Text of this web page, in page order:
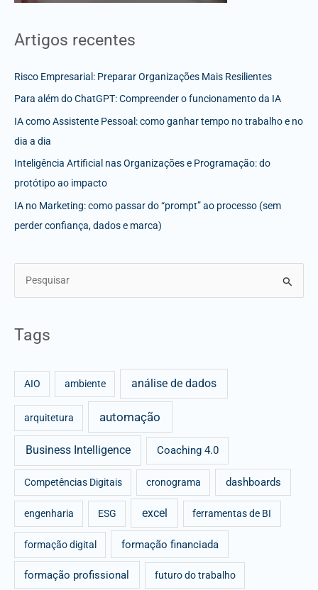
Artigos recentes
Risco Empresarial: Preparar Organizações Mais Resilientes
Para além do ChatGPT: Compreender o funcionamento da IA
IA como Assistente Pessoal: como ganhar tempo no trabalho e no
dia a dia
Inteligência Artificial nas Organizações e Programação: do
protótipo ao impacto
IA no Marketing: como passar do “prompt” ao processo (sem
perder confiança, dados e marca)
f
Tags
AIO ambiente análise de dados
arquitetura automação
Business Intelligence Coaching 4.0
Competências Digitais cronograma dashboards
engenharia ESG excel ferramentas de BI
formação digital formação financiada
formação profissional futuro do trabalho